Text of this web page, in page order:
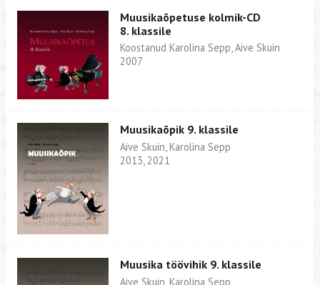
Muusikaõpetuse kolmik-CD
8. klassile
Koostanud Karolina Sepp, Aive Skuin
2007
Muusikaõpik 9. klassile
Aive Skuin, Karolina Sepp
2013, 2021
Muusika töövihik 9. klassile
Aive Skuin, Karolina Sepp